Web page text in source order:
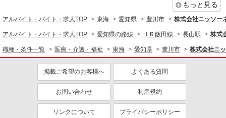
もっと見る
アルバイト・バイト・求人TOP 東海 愛知県 豊川市 株式会社ニッソー
アルバイト・バイト・求人TOP 愛知県の路線 ＪＲ飯田線 長山駅 株式
職種・条件一覧 医療・介護・福祉 東海 愛知県 豊川市 株式会社ニ
掲載ご希望のお客様へ よくある質問
お問い合わせ 利用規約
リンクについて プライバシーポリシー